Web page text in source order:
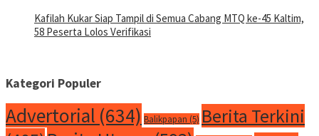
Kafilah Kukar Siap Tampil di Semua Cabang MTQ ke-45 Kaltim,
58 Peserta Lolos Verifikasi
Kategori Populer
Advertorial (634) Balikpapan (5) Berita Terkini